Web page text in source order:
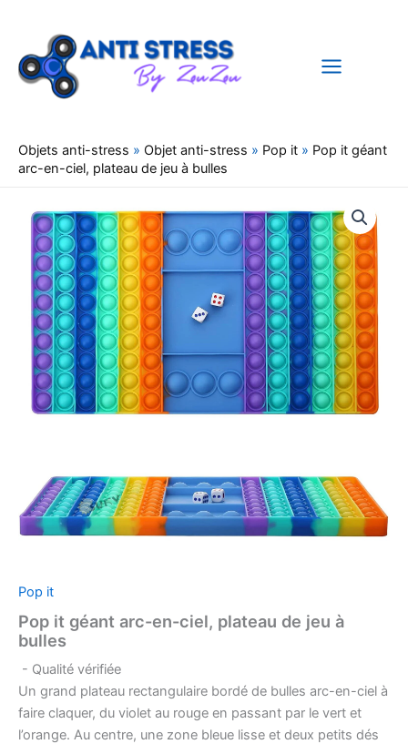
contenu
Objets anti-stress » Objet anti-stress » Pop it » Pop it géant
arc-en-ciel, plateau de jeu à bulles
Pop it
Pop it géant arc-en-ciel, plateau de jeu à
bulles
- Qualité vérifiée
Un grand plateau rectangulaire bordé de bulles arc-en-ciel à
faire claquer, du violet au rouge en passant par le vert et
l’orange. Au centre, une zone bleue lisse et deux petits dés